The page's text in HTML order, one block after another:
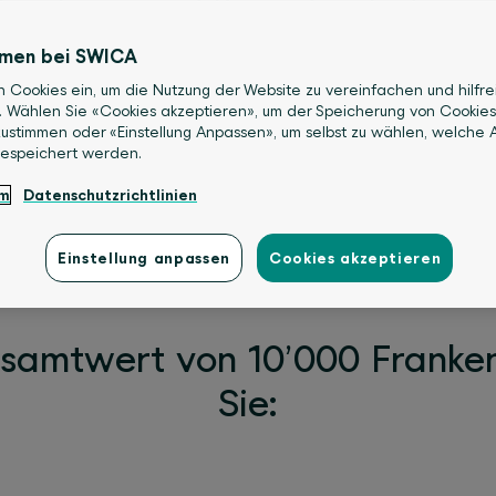
Wichtigste ist, möchten wir Sie
Sie an unserem Wettbewerb teil
Preise, die Ihr
ermöglichen.
von 10’000
Sie:
bei SWICA
Cookies ein, um die Nutzung der Website zu vereinfachen und
Wählen Sie «Cookies akzeptieren», um der Speicherung von
oder «Einstellung Anpassen», um selbst zu wählen, welche
werden.
Datenschutzrichtlinien
Einstellung anpassen Cookies akzeptieren